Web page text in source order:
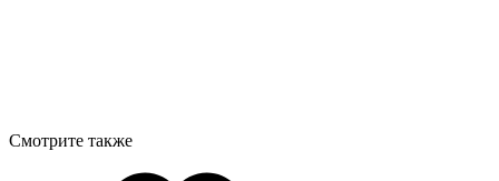
Смотрите также